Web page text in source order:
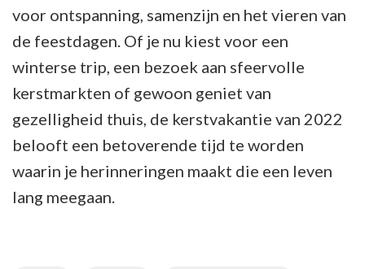
voor ontspanning, samenzijn en het vieren van
de feestdagen. Of je nu kiest voor een
winterse trip, een bezoek aan sfeervolle
kerstmarkten of gewoon geniet van
gezelligheid thuis, de kerstvakantie van 2022
belooft een betoverende tijd te worden
waarin je herinneringen maakt die een leven
lang meegaan.